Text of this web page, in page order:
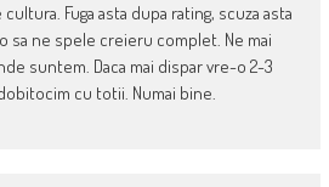
Fuga asta dupa rating, scuza asta
sa ne spele creieru complet. Ne mai
suntem. Daca mai dispar vre-o 2-3
cu totii. Numai bine.